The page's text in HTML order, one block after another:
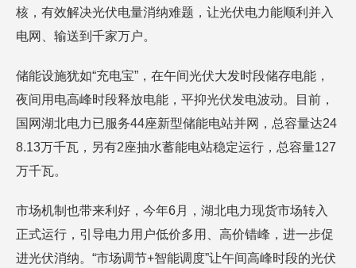
核，有效解决光伏电量消纳难题，让光伏电力能顺利并入
电网、输送到千家万户。
储能设施犹如“充电宝”，在午间光伏大发时段储存电能，
夜间用电高峰时段释放电能，平抑光伏发电波动。目前，
国网湖北电力已服务44座新型储能电站并网，总容量达24
8.13万千瓦，另有2座抽水蓄能电站稳定运行，总容量127
万千瓦。
市场机制也带来利好，今年6月，湖北电力现货市场转入
正式运行，引导电力用户低价多用、高价错峰，进一步促
进光伏消纳。“市场调节+智能调度”让午间高峰时段的光伏